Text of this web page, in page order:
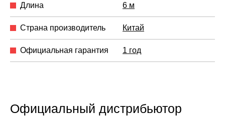
Длина 6 м
Страна производитель Китай
Официальная гарантия 1 год
Официальный дистрибьютор